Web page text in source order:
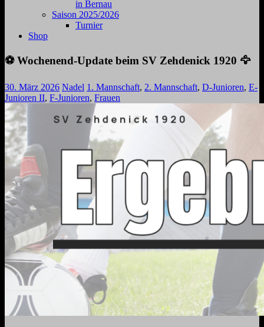
in Bernau
Saison 2025/2026
Turnier
Shop
⚽️ Wochenend-Update beim SV Zehdenick 1920 🦅
30. März 2026 Nadel 1. Mannschaft, 2. Mannschaft, D-Junioren, E-
Junioren II, F-Junioren, Frauen